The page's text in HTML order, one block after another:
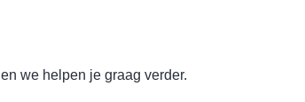
en we helpen je graag verder.